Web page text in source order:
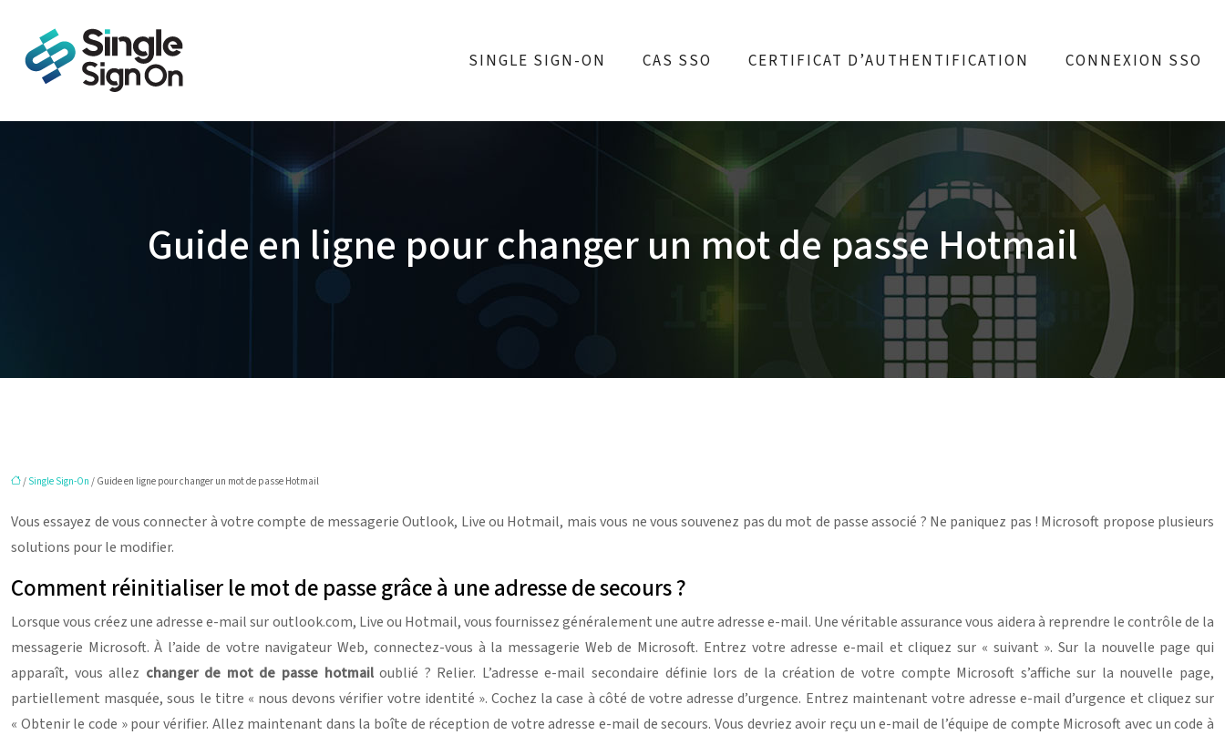
SINGLE SIGN-ON CAS SSO CERTIFICAT D’AUTHENTIFICATION CONNEXION SSO
Guide en ligne pour changer un mot de passe Hotmail
/ Single Sign-On / Guide en ligne pour changer un mot de passe Hotmail
Vous essayez de vous connecter à votre compte de messagerie Outlook, Live ou Hotmail, mais vous ne vous souvenez pas du mot de passe associé ? Ne paniquez pas ! Microsoft propose plusieurs
solutions pour le modifier.
Comment réinitialiser le mot de passe grâce à une adresse de secours ?
Lorsque vous créez une adresse e-mail sur outlook.com, Live ou Hotmail, vous fournissez généralement une autre adresse e-mail. Une véritable assurance vous aidera à reprendre le contrôle de la
messagerie Microsoft. À l’aide de votre navigateur Web, connectez-vous à la messagerie Web de Microsoft. Entrez votre adresse e-mail et cliquez sur « suivant ». Sur la nouvelle page qui
apparaît, vous allez changer de mot de passe hotmailoublié ? Relier. L’adresse e-mail secondaire définie lors de la création de votre compte Microsoft s’affiche sur la nouvelle page,
partiellement masquée, sous le titre « nous devons vérifier votre identité ». Cochez la case à côté de votre adresse d’urgence. Entrez maintenant votre adresse e-mail d’urgence et cliquez sur
« Obtenir le code » pour vérifier. Allez maintenant dans la boîte de réception de votre adresse e-mail de secours. Vous devriez avoir reçu un e-mail de l’équipe de compte Microsoft avec un code à